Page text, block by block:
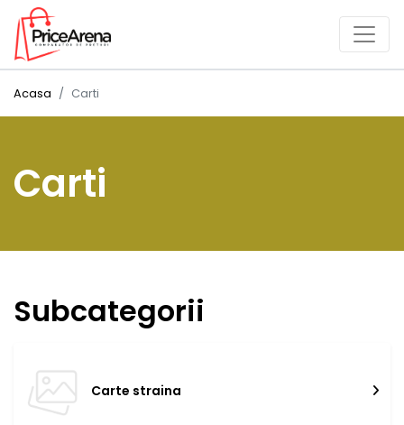
Acasa Carti
Carti
Subcategorii
Carte straina